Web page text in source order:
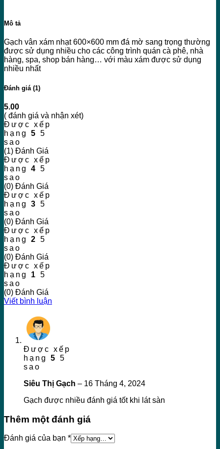
Mô tả
Gạch vân xám nhạt 600×600 mm đá mờ sang trọng thường
được sử dụng nhiều cho các công trình quán cà phê, nhà
hàng, spa, shop bán hàng… với màu xám được sử dụng
nhiều nhất
Đánh giá (1)
5.00
( đánh giá và nhận xét)
Được xếp
hạng 5 5
sao
(1) Đánh Giá
Được xếp
hạng 4 5
sao
(0) Đánh Giá
Được xếp
hạng 3 5
sao
(0) Đánh Giá
Được xếp
hạng 2 5
sao
(0) Đánh Giá
Được xếp
hạng 1 5
sao
(0) Đánh Giá
Viết bình luận
Được xếp
hạng 5 5
sao
Siêu Thị Gạch – 16 Tháng 4, 2024
Gạch được nhiều đánh giá tốt khi lát sàn
Thêm một đánh giá
Đánh giá của bạn *